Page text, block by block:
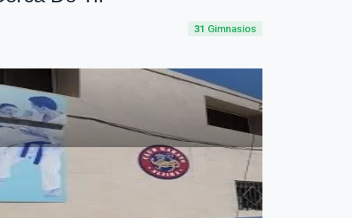
31 Gimnasios